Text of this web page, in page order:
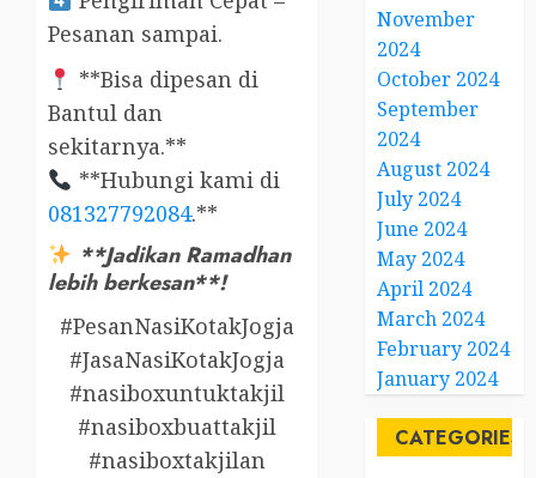
Pesanan sampai.
**Bisa dipesan di
Bantul dan
sekitarnya.**
**Hubungi kami di
081327792084.**
**Jadikan Ramadhan
lebih berkesan**!
#PesanNasiKotakJogja
#JasaNasiKotakJogja
#nasiboxuntuktakjil
#nasiboxbuattakjil
#nasiboxtakjilan
November
2024
October 2024
September
2024
August 2024
July 2024
June 2024
May 2024
April 2024
March 2024
February 2024
January 2024
CATEGORIES